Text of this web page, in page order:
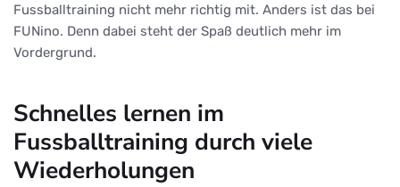
Fussballtraining nicht mehr richtig mit. Anders ist das bei
FUNino. Denn dabei steht der Spaß deutlich mehr im
Vordergrund.
Schnelles lernen im
Fussballtraining durch viele
Wiederholungen